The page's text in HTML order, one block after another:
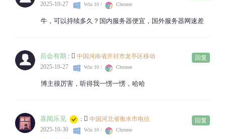
2025-10-27
Win 10 / Chrome
牛，可以持续多久？国内服务器便宜，国外服务器网速差
后会有期 :
中国河南省开封市龙亭区移动
2025-10-27
Win 10 / Chrome
博主很厉害，听得我一愣一愣，哈哈
回复
喜闻乐见 :
中国河北省衡水市电信
2025-10-30
Win 10 / Chrome
回复